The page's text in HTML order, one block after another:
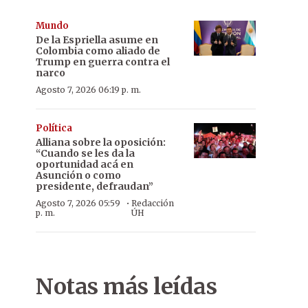
Mundo
De la Espriella asume en
Colombia como aliado de
Trump en guerra contra el
narco
Agosto 7, 2026 06:19 p. m.
Política
Alliana sobre la oposición:
“Cuando se les da la
oportunidad acá en
Asunción o como
presidente, defraudan”
Agosto 7, 2026 05:59
p. m.
·Redacción
ÚH
Notas más leídas